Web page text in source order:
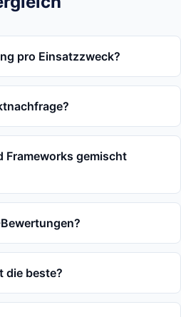
pro Einsatzzweck?
Frameworks gemischt
die beste?